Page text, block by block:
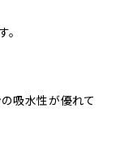
の吸水性が優れて